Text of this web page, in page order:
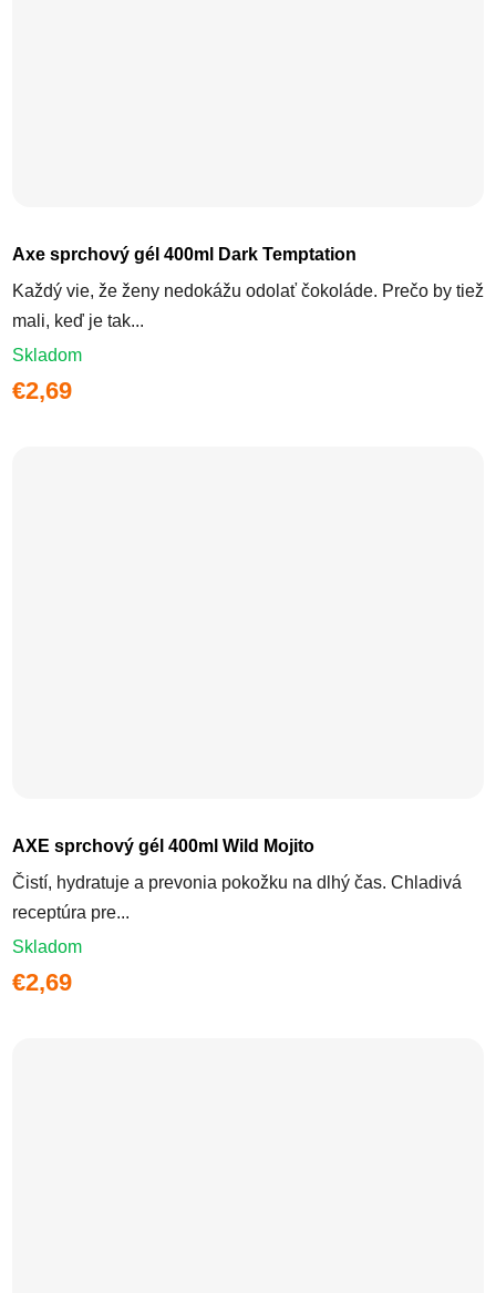
Axe sprchový gél 400ml Dark Temptation
Každý vie, že ženy nedokážu odolať čokoláde. Prečo by tiež
mali, keď je tak...
Skladom
€2,69
AXE sprchový gél 400ml Wild Mojito
Čistí, hydratuje a prevonia pokožku na dlhý čas. Chladivá
receptúra pre...
Skladom
€2,69